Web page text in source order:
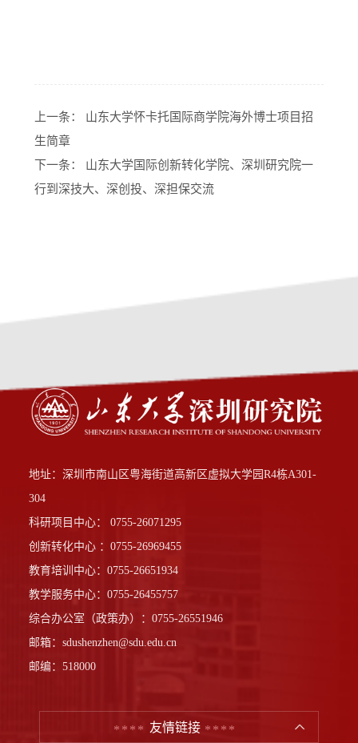
上一条： 山东大学怀卡托国际商学院海外博士项目招
生简章
下一条： 山东大学国际创新转化学院、深圳研究院一
行到深技大、深创投、深担保交流
地址：深圳市南山区粤海街道高新区虚拟大学园R4栋A301-
304
科研项目中心： 0755-26071295
创新转化中心 ：0755-26969455
教育培训中心：0755-26651934
教学服务中心：0755-26455757
综合办公室（政策办）：0755-26551946
邮箱：sdushenzhen@sdu.edu.cn
邮编：518000
友情链接